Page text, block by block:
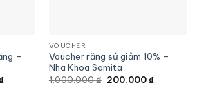
–
VOUCHER
Voucher răng sứ giảm 10% –
Nha Khoa Samita
1.000.000₫ 200.000₫